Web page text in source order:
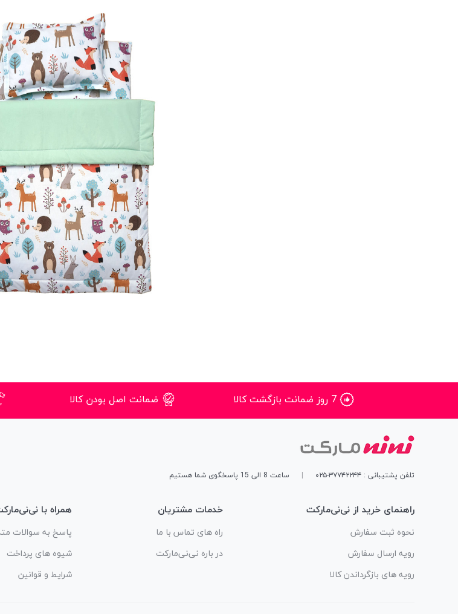
7 روز ضمانت بازگشت کالا ضمانت اصل بودن کالا
تلفن پشتیبانی : ۳۷۷۴۲۲۴۴-۰۲۵ ساعت 8 الی 15 پاسخگوی شما هستیم
راهنمای خرید از نی‌نی‌مارکت
نحوه ثبت سفارش
رویه ارسال سفارش
رویه های بازگرداندن کالا
خدمات مشتریان
راه های تماس با ما
در باره نی‌نی‌مارکت
همراه با
پاسخ به سوالات
شیوه های پرداخت
شرایط و قوانین